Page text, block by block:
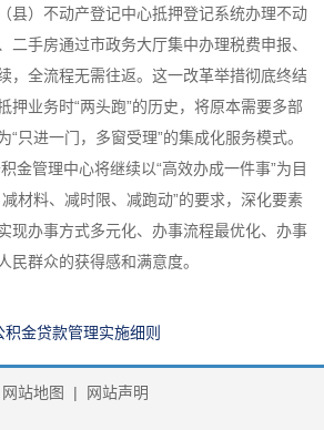
县）不动产登记中心抵押登记系统办理不动
二手房通过市政务大厅集中办理税费申报、
，全流程无需往返。这一改革举措彻底终结
押业务时“两头跑”的历史，将原本需要多部
“只进一门，多窗受理”的集成化服务模式。
管理中心将继续以“高效办成一件事”为目
材料、减时限、减跑动”的要求，深化要素
现办事方式多元化、办事流程最优化、办事
民群众的获得感和满意度。
金贷款管理实施细则
网站地图 | 网站声明